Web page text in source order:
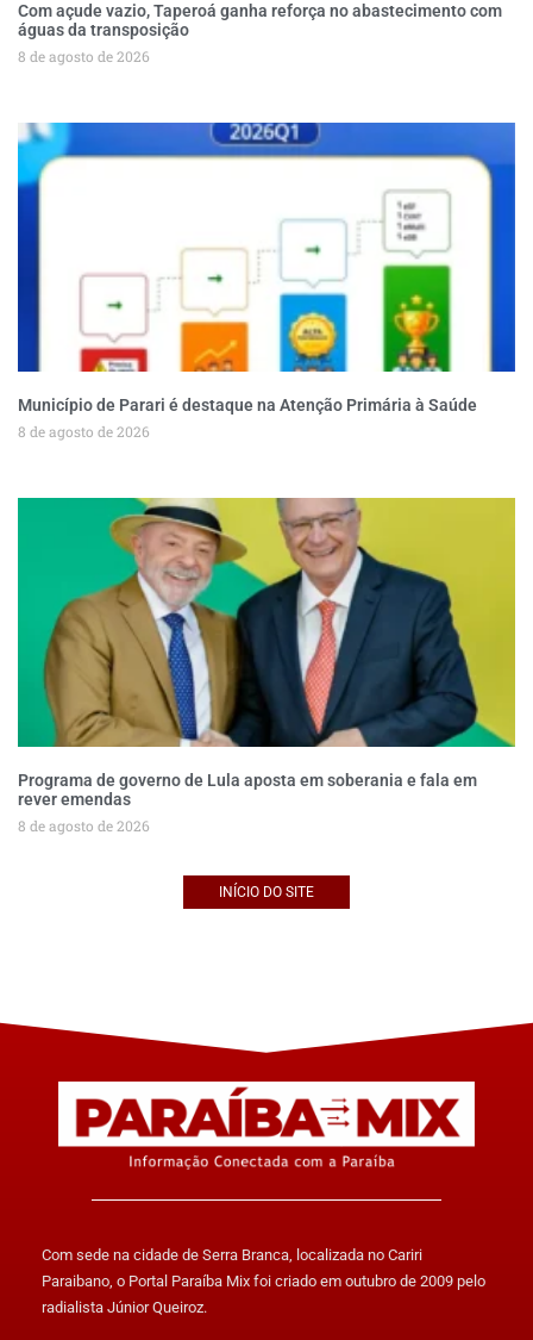
Com açude vazio, Taperoá ganha reforça no abastecimento com
águas da transposição
8 de agosto de 2026
Município de Parari é destaque na Atenção Primária à Saúde
8 de agosto de 2026
Programa de governo de Lula aposta em soberania e fala em
rever emendas
8 de agosto de 2026
INÍCIO DO SITE
Com sede na cidade de Serra Branca, localizada no Cariri
Paraibano, o Portal Paraíba Mix foi criado em outubro de 2009 pelo
radialista Júnior Queiroz.